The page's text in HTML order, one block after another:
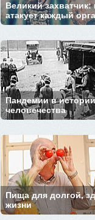
Великий захватчик:
атакует каждый
Пандемии в истории
человечества
Пища для долгой,
жизни